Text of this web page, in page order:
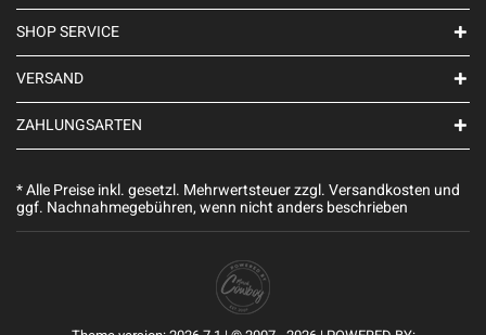
SHOP SERVICE
VERSAND
ZAHLUNGSARTEN
* Alle Preise inkl. gesetzl. Mehrwertsteuer zzgl.Versandkosten und
ggf. Nachnahmegebühren, wenn nicht anders beschrieben